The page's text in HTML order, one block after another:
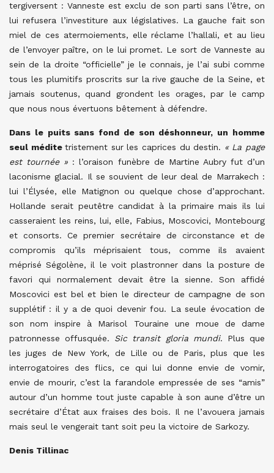
tergiversent : Vanneste est exclu de son parti sans l’être, on
lui refusera l’investiture aux législatives. La gauche fait son
miel de ces atermoiements, elle réclame l’hallali, et au lieu
de l’envoyer paître, on le lui promet. Le sort de Vanneste au
sein de la droite “officielle” je le connais, je l’ai subi comme
tous les plumitifs proscrits sur la rive gauche de la Seine, et
jamais soutenus, quand grondent les orages, par le camp
que nous nous évertuons bêtement à défendre.
Dans le puits sans fond de son déshonneur, un homme
seul méditetristement sur les caprices du destin. « La page
est tournée » : l’oraison funèbre de Martine Aubry fut d’un
laconisme glacial. Il se souvient de leur deal de Marrakech :
lui l’Élysée, elle Matignon ou quelque chose d’approchant.
Hollande serait peutêtre candidat à la primaire mais ils lui
casseraient les reins, lui, elle, Fabius, Moscovici, Montebourg
et consorts. Ce premier secrétaire de circonstance et de
compromis qu’ils méprisaient tous, comme ils avaient
méprisé Ségolène, il le voit plastronner dans la posture de
favori qui normalement devait être la sienne. Son affidé
Moscovici est bel et bien le directeur de campagne de son
supplétif : il y a de quoi devenir fou. La seule évocation de
son nom inspire à Marisol Touraine une moue de dame
patronnesse offusquée. Sic transit gloria mundi. Plus que
les juges de New York, de Lille ou de Paris, plus que les
interrogatoires des flics, ce qui lui donne envie de vomir,
envie de mourir, c’est la farandole empressée de ses “amis”
autour d’un homme tout juste capable à son aune d’être un
secrétaire d’État aux fraises des bois. Il ne l’avouera jamais
mais seul le vengerait tant soit peu la victoire de Sarkozy.
Denis Tillinac